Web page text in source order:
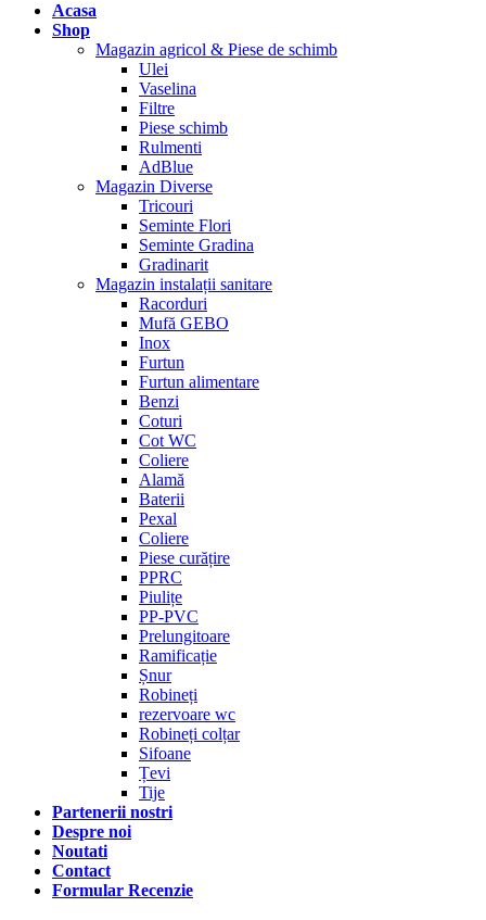
Acasa
Shop
Magazin agricol & Piese de schimb
Ulei
Vaselina
Filtre
Piese schimb
Rulmenti
AdBlue
Magazin Diverse
Tricouri
Seminte Flori
Seminte Gradina
Gradinarit
Magazin instalații sanitare
Racorduri
Mufă GEBO
Inox
Furtun
Furtun alimentare
Benzi
Coturi
Cot WC
Coliere
Alamă
Baterii
Pexal
Coliere
Piese curățire
PPRC
Piulițe
PP-PVC
Prelungitoare
Ramificație
Șnur
Robineți
rezervoare wc
Robineți colțar
Sifoane
Țevi
Tije
Partenerii nostri
Despre noi
Noutati
Contact
Formular Recenzie